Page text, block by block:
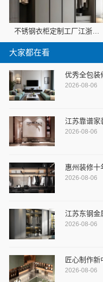
不锈钢衣柜定制工厂江浙沪联系电话江苏东钢金属科技有限公司
大家都在看
优秀全包装
2026-08-06
江苏靠谱家
2026-08-06
惠州装修十
2026-08-06
江苏东钢金
2026-08-06
匠心制作新
2026-08-06